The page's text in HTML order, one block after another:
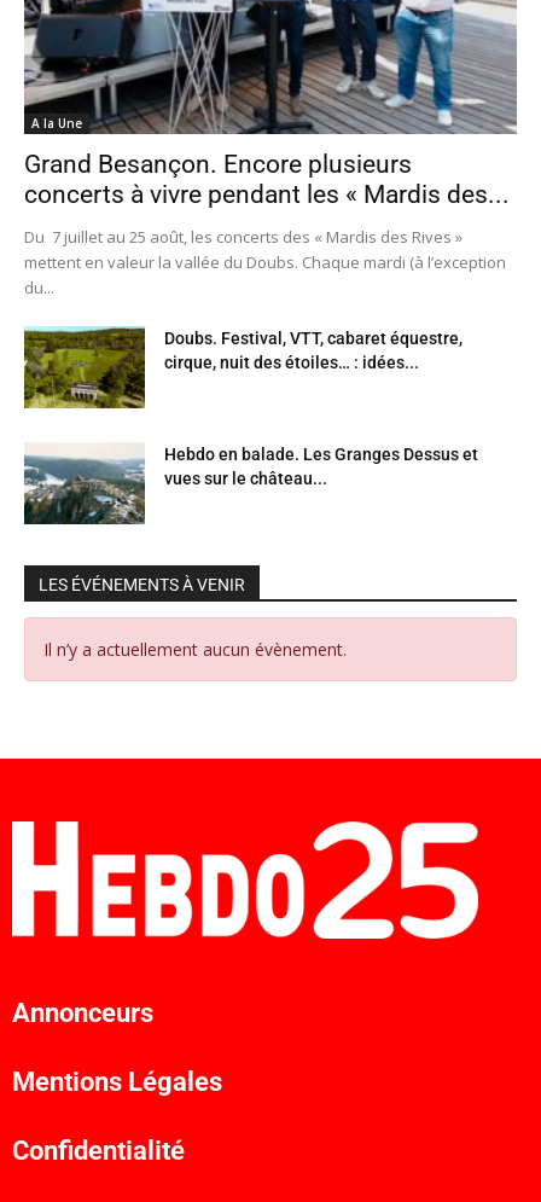
A la Une
Grand Besançon. Encore plusieurs
concerts à vivre pendant les « Mardis des...
Du 7 juillet au 25 août, les concerts des « Mardis des Rives »
mettent en valeur la vallée du Doubs. Chaque mardi (à l’exception
du...
Doubs. Festival, VTT, cabaret équestre,
cirque, nuit des étoiles… : idées...
Hebdo en balade. Les Granges Dessus et
vues sur le château...
LES ÉVÉNEMENTS À VENIR
Il n’y a actuellement aucun évènement.
Annonceurs
Mentions Légales
Confidentialité